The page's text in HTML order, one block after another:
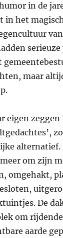
in de
in het
maar
eigen
om zijn
omgehakt,
De
om
aarde